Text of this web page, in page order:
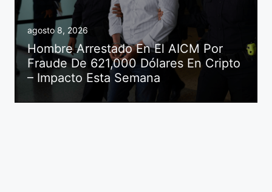
agosto 8, 2026
Hombre Arrestado En El AICM Por
Fraude De 621,000 Dólares En Cripto
– Impacto Esta Semana